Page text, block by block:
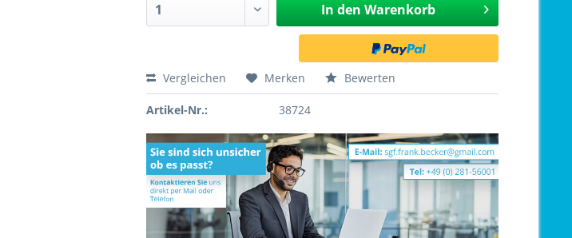
In den Warenkorb
Vergleichen Merken Bewerten
Artikel-Nr.: 38724